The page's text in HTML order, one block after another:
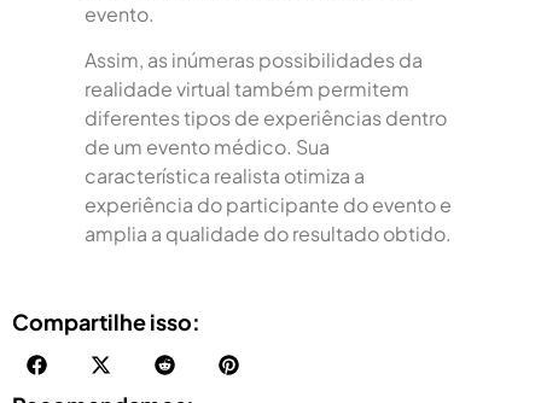
evento.
Assim, as inúmeras possibilidades da
realidade virtual também permitem
diferentes tipos de experiências dentro
de um evento médico. Sua
característica realista otimiza a
experiência do participante do evento e
amplia a qualidade do resultado obtido.
Compartilhe isso: